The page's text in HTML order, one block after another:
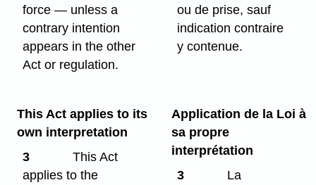
force — unless a
contrary intention
appears in the other
Act or regulation.
ou de prise, sauf
indication contraire
y contenue.
This Act applies to its
own interpretation
3
This Act
applies to the
Application de la Loi à
sa propre
interprétation
3
La